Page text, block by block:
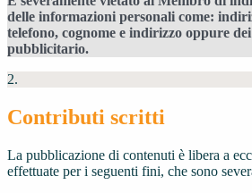
delle informazioni personali come:
telefono, cognome e indirizzo oppure
pubblicitario.
2.
Contributi scritti
La pubblicazione di contenuti è libera a
effettuate per i seguenti fini, che sono